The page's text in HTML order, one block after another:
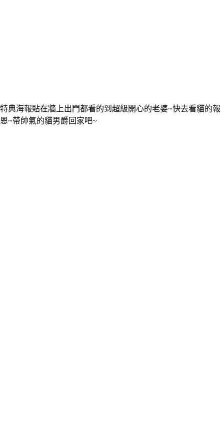
特典海報貼在牆上出門都看的到超級開心的老婆~快去看貓的報
恩~帶帥氣的貓男爵回家吧~